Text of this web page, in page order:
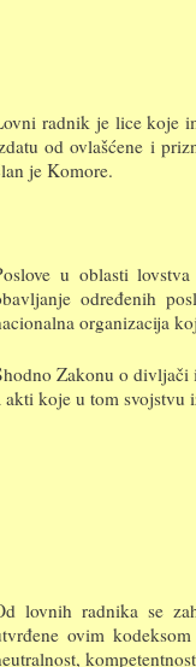
radnik je lice koje
od ovlašćene i
je Komore.
u oblasti
određenih
organizacija
Zakonu o divljači
akti koje u tom svojstvu
lovnih radnika se
ovim